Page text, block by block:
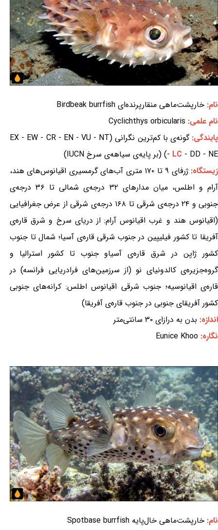
نام: خارپشت‌ماهی منقارپرنده‌ای Birdbeak burrfish
نام علمی: Cyclichthys orbicularis
پایندگی:
گونه‌ی با کم‌ترین نگرانی (EX - EW - CR - EN - VU - NT
- LC - DD - NE) (بر پایه‌ی سیاهه‌ی سرخ IUCN)
زیستگاه:
ژرفای ۹ تا ۱۷۰ متری آب‌های گرمسیری اقیانوس‌های هند،
آرام و اطلس، میان مدارهای ۳۲ درجه‌ی شمالی تا ۳۶ درجه‌ی
جنوبی و ۲۴ درجه‌ی شرقی تا ۱۶۸ درجه‌ی شرقی از عرض جغرافیایی
(اقیانوس هند و غرب اقیانوس آرام: از دریای سرخ و شرق قاره‌ی
آفریقا تا کشور فیلیپین در جنوب شرقی قاره‌ی آسیا؛ شمال تا جنوب
کشور ژاپن در شرق قاره‌ی آسیاو جنوب تا کشور استرالیا و
گروه‌جزیره‌ی کالدونیای نو (از سرزمین‌های فرادریایی فرانسه) در
قاره‌ی اقیانوسیه؛ جنوب شرقی اقیانوس اطلس: کرانه‌های جنوبی
کشور آفریقای جنوبی در جنوب قاره‌ی آفریقا)
اندازه: بدن به درازای ۳۰ سانتی‌متر
نگاره: Eunice Khoo
نام: خارپشت‌ماهی خال‌پایه Spotbase burrfish